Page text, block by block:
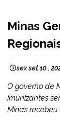
GERAIS
NOTÍCIAS
Minas
sex set 10 ,
O governo de
imunizantes
Minas recebeu